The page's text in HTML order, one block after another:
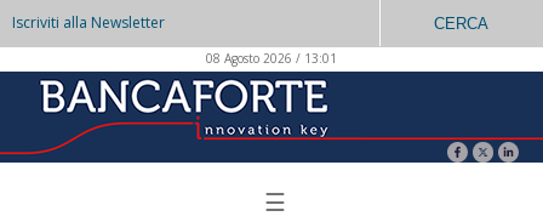
Iscriviti alla Newsletter CERCA
08 Agosto 2026 / 13:01
☰